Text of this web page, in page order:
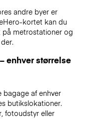
andre byer er
kortet kan du
metrostationer og
enhver størrelse
bagage af enhver
butikslokationer.
fotoudstyr eller